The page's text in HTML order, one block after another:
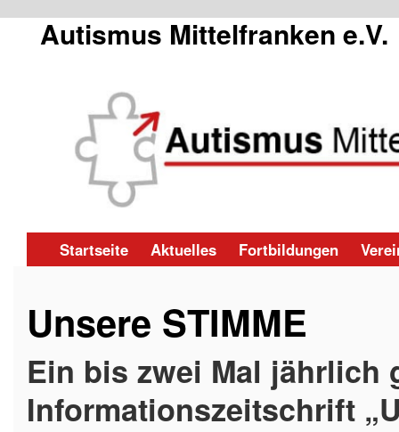
Autismus Mittelfranken e.V.
Zum
springen
Startseite Aktuelles Fortbildungen
Unsere STIMME
Ein bis zwei Mal jährlich
Informationszeitschrift